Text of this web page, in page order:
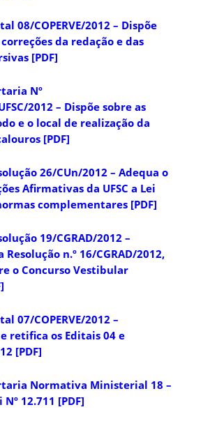
08/COPERVE/2012 – Dispõe
da redação e das
[PDF]
Nº
2012 – Dispõe sobre as
e o local de realização da
[PDF]
26/CUn/2012 – Adequa o
Afirmativas da UFSC a Lei
complementares [PDF]
19/CGRAD/2012 –
n.º 16/CGRAD/2012,
o Concurso Vestibular
07/COPERVE/2012 –
retifica os Editais 04 e
[PDF]
Normativa Ministerial 18 –
12.711 [PDF]